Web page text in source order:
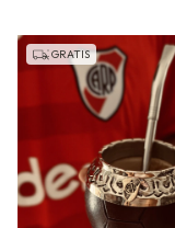
GRATIS